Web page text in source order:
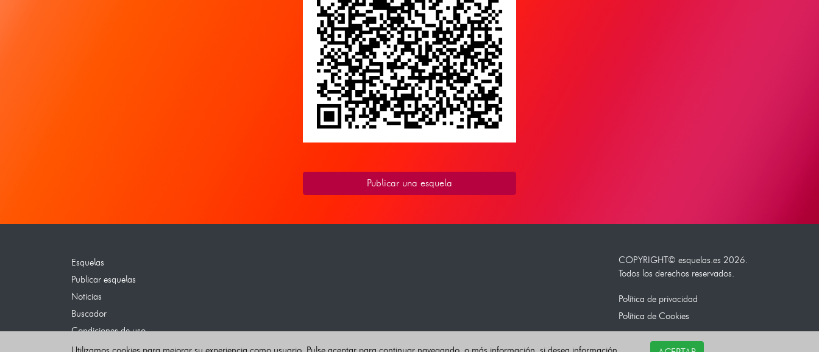
Publicar una esquela
Esquelas
Publicar esquelas
Noticias
Buscador
Condiciones de uso
Contacto
COPYRIGHT© esquelas.es 2026.
Todos los derechos reservados.
Política de privacidad
Política de Cookies